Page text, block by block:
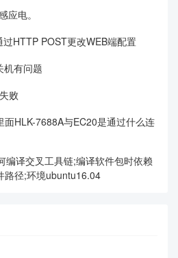
应电。
HTTP POST更改WEB端配置
机有问题
败
面HLK-7688A与EC20是通过什么连
编译交叉工具链;编译软件包时依赖
路径;环境ubuntu16.04